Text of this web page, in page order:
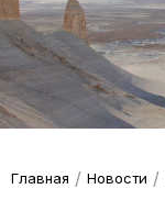
Главная / Новости /